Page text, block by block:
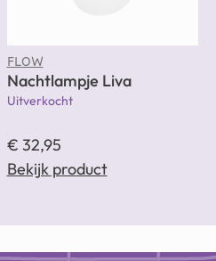
FLOW
Nachtlampje Liva
Uitverkocht
€ 32,95
Bekijk product